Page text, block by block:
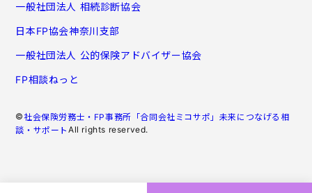
一般社団法人 相続診断協会
日本FP協会神奈川支部
一般社団法人 公的保険アドバイザー協会
FP相談ねっと
© 社会保険労務士・FP事務所「合同会社ミコサポ」未来につなげる相
談・サポート All rights reserved.